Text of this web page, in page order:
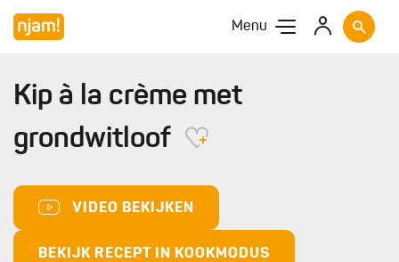
Menu
Kip à la crème met
grondwitloof
VIDEO BEKIJKEN
BEKIJK RECEPT IN KOOKMODUS